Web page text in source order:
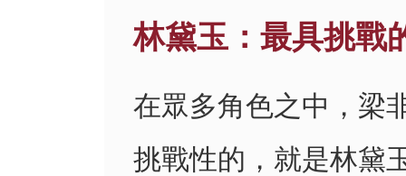
林黛玉：最具挑戰
在眾多角色之中，梁
挑戰性的，就是林黛